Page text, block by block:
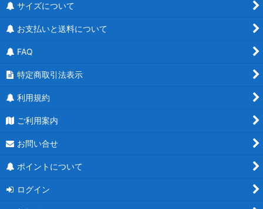
サイズについて
お支払いと送料について
FAQ
特定商取引法表示
利用規約
ご利用案内
お問い合せ
ポイントについて
ログイン